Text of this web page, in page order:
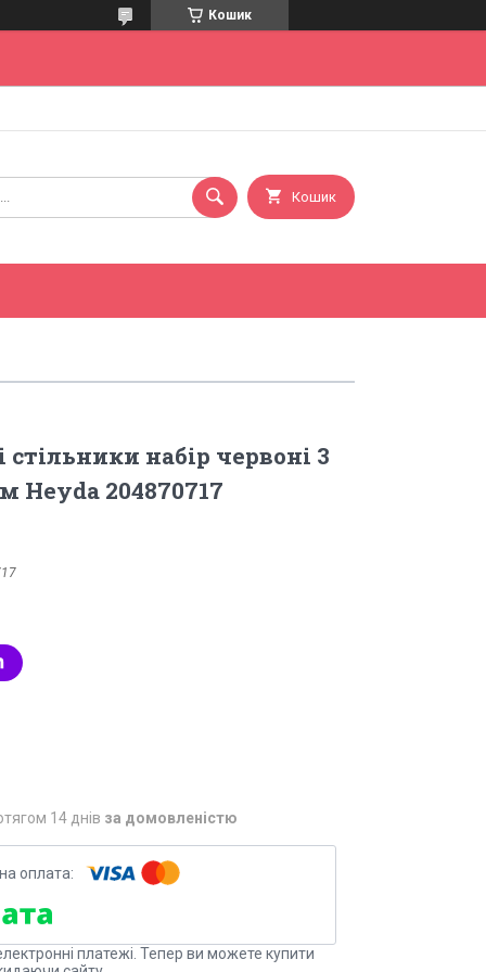
Кошик
Кошик
стільники набір червоні 3
Heyda 204870717
14 днів за домовленістю
платежі. Тепер ви можете купити